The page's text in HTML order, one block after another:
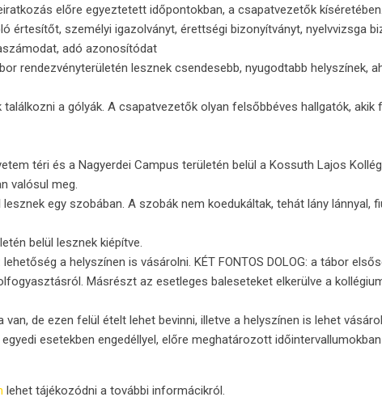
előre egyeztetett időpontokban, a csapatvezetők kíséretében.
értesítőt, személyi igazolványt, érettségi bizonyítványt, nyelvvizsga
adó azonosítódat
rendezvényterületén lesznek csendesebb, nyugodtabb helyszínek,
a gólyák. A csapatvezetők olyan felsőbbéves hallgatók, akik
téri és a Nagyerdei Campus területén belül a Kossuth Lajos
valósul meg.
egy szobában. A szobák nem koedukáltak, tehát lány lánnyal,
belül lesznek kiépítve.
a helyszínen is vásárolni. KÉT FONTOS DOLOG: a tábor
Másrészt az esetleges baleseteket elkerülve a
de ezen felül ételt lehet bevinni, illetve a helyszínen is lehet
esetekben engedéllyel, előre meghatározott
lehet tájékozódni a további informácikról.